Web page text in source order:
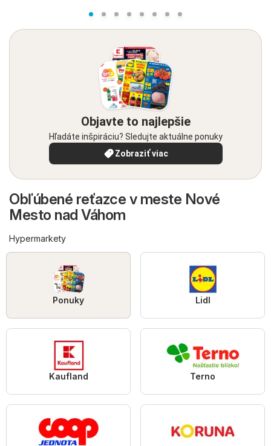
Objavte to najlepšie
Hľadáte inšpiráciu? Sledujte aktuálne ponuky
Zobraziť viac
Obľúbené reťazce v meste Nové
Mesto nad Váhom
Hypermarkety
Ponuky Lidl
Kaufland Terno